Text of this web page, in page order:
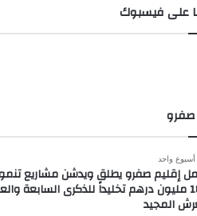
على فيسبوك
صفرو
أسبوع واحد
إقليم صفرو يطلق ويدشن مشاريع
186 مليون درهم تخليداً للذكرى السابعة
المجيد